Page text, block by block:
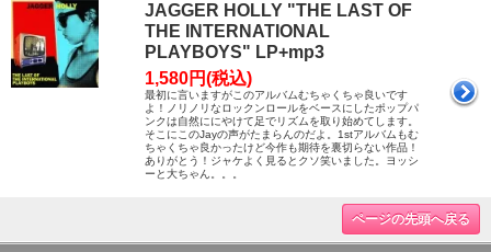
JAGGER HOLLY "THE LAST OF
THE INTERNATIONAL
PLAYBOYS" LP+mp3
1,580円(税込)
最初に言いますがこのアルバムむちゃくちゃ良いです
よ！ノリノリなロックンロールをベースにしたポップパ
ンクは自然ににやけて足でリズムを取り始めてします。
そこにこのJayの声がたまらんのだよ。1stアルバムもむ
ちゃくちゃ良かったけど今作も期待を裏切らない作品！
ありがとう！ジャケよく見るとクソ笑いました。ヨッシ
ーと大ちゃん。。。
ページの先頭へ戻る